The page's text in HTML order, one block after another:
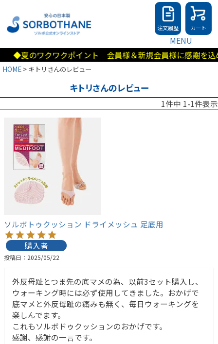
注文履歴 カート
MENU
◆夏のワクワクポイント 会員様＆新規会員様に感謝を込
HOME キトリさんのレビュー
キトリさんのレビュー
1件中 1-1件表示
ソルボトゥクッション ドライメッシュ 足底用
購入者
投稿日 2025/05/22
外反母趾とつま先の底マメの為、以前3セット購入し、
ウォーキング時には必ず使用してきました。おかげで
底マメと外反母趾の痛みも無く、毎日ウォーキングを
楽しんでます。
これもソルボドゥクッションのおかげです。
感謝、感謝の一言です。